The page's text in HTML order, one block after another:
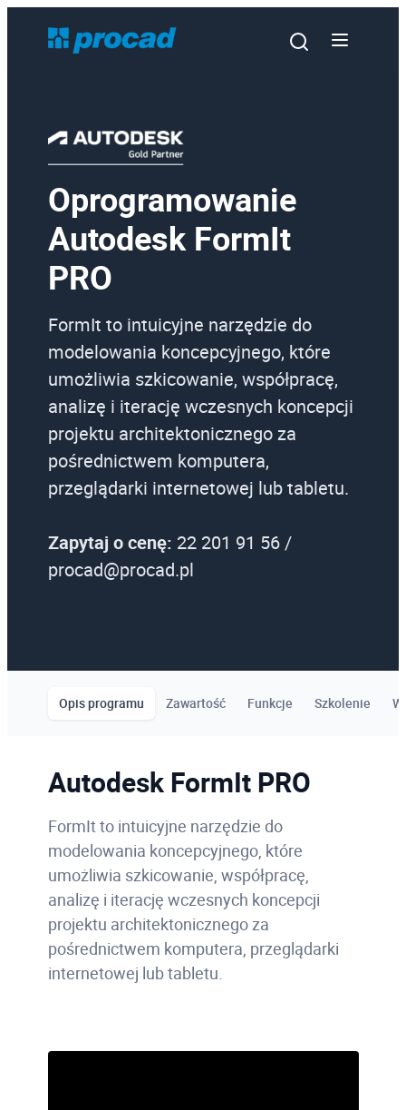
Oprogramowanie
Autodesk FormIt
PRO
FormIt to intuicyjne narzędzie do
modelowania koncepcyjnego, które
umożliwia szkicowanie, współpracę,
analizę i iterację wczesnych koncepcji
projektu architektonicznego za
pośrednictwem komputera,
przeglądarki internetowej lub tabletu.
Zapytaj o cenę: 22 201 91 56 /
procad@procad.pl
Opis programu Zawartość Funkcje Szkolenie
Autodesk FormIt PRO
FormIt to intuicyjne narzędzie do
modelowania koncepcyjnego, które
umożliwia szkicowanie, współpracę,
analizę i iterację wczesnych koncepcji
projektu architektonicznego za
pośrednictwem komputera, przeglądarki
internetowej lub tabletu.
Oprogramowanie
Szkolenia
Promocje
Wiedza